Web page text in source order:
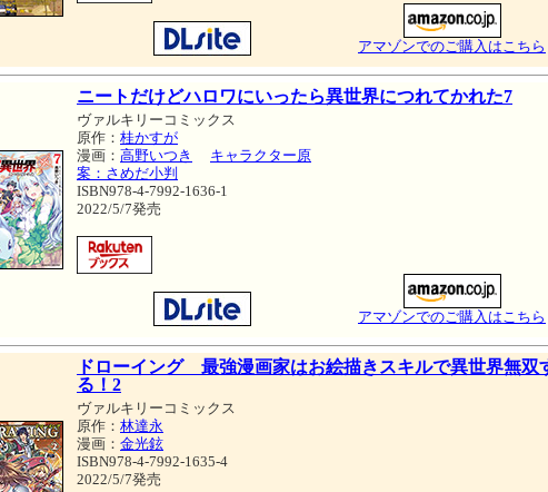
アマゾンでのご購入はこちら
ニートだけどハロワにいったら異世界につれてかれた7
ヴァルキリーコミックス
原作： 桂かすが
漫画： 高野いつき
キャラクター原
案：さめだ小判
ISBN978-4-7992-1636-1
2022/5/7発売
アマゾンでのご購入はこちら
ドローイング 最強漫画家はお絵描きスキルで異世界無双
る！2
ヴァルキリーコミックス
原作： 林達永
漫画： 金光鉉
ISBN978-4-7992-1635-4
2022/5/7発売